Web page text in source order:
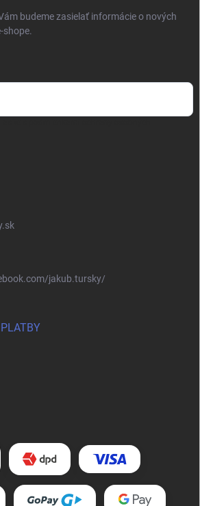
budeme zasielať informácie o nových
shope.
jakub.tursky/